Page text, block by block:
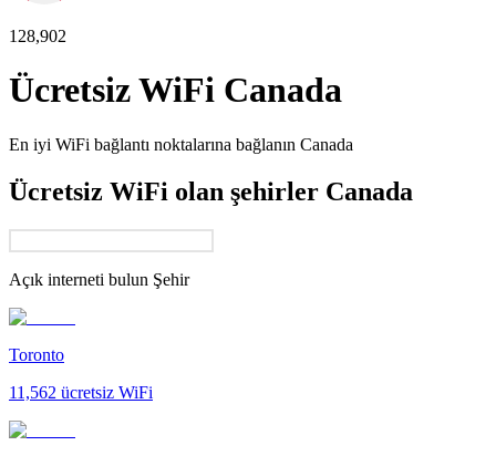
128,902
Ücretsiz WiFi Canada
En iyi WiFi bağlantı noktalarına bağlanın Canada
Ücretsiz WiFi olan şehirler Canada
Açık interneti bulun Şehir
Toronto
11,562 ücretsiz WiFi